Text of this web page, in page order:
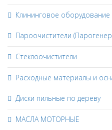
Клининговое оборудование
Пароочистители
Стеклоочистители
Расходные материалы и
Диски пильные по дереву
МАСЛА МОТОРНЫЕ